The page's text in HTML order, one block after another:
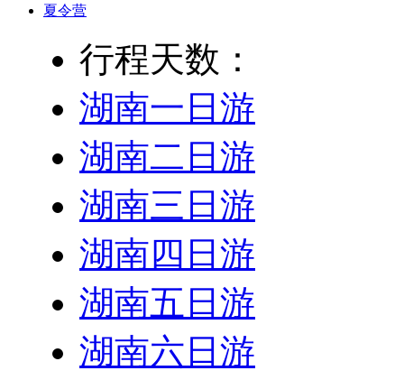
夏令营
行程天数：
湖南一日游
湖南二日游
湖南三日游
湖南四日游
湖南五日游
湖南六日游